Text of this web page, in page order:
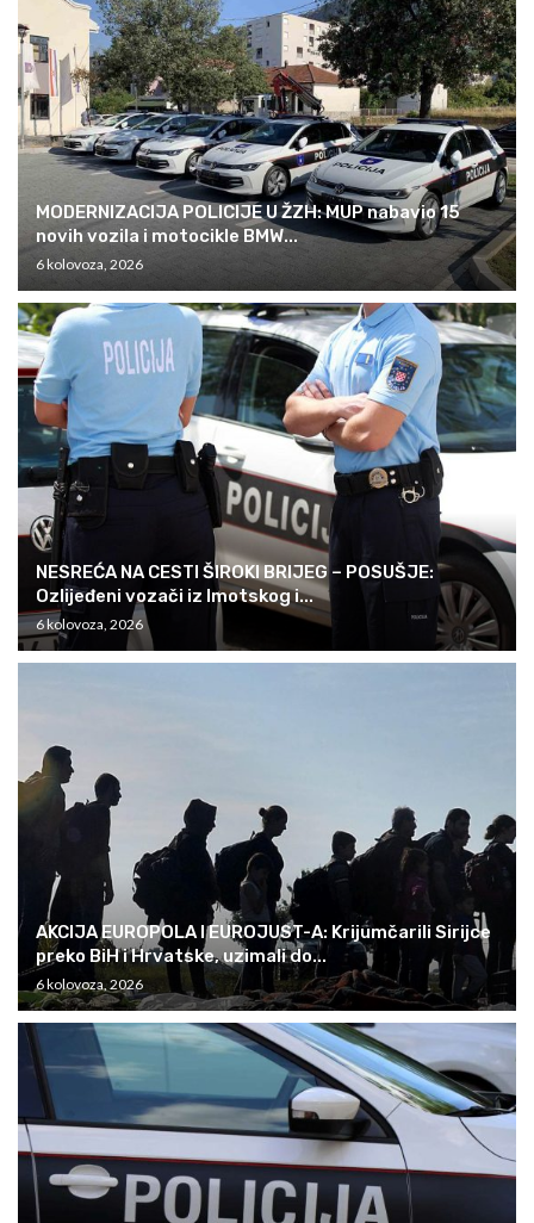
MODERNIZACIJA POLICIJE U ŽZH: MUP nabavio 15
novih vozila i motocikle BMW...
6 kolovoza, 2026
NESREĆA NA CESTI ŠIROKI BRIJEG – POSUŠJE:
Ozlijeđeni vozači iz Imotskog i...
6 kolovoza, 2026
AKCIJA EUROPOLA I EUROJUST-A: Krijumčarili Sirijce
preko BiH i Hrvatske, uzimali do...
6 kolovoza, 2026